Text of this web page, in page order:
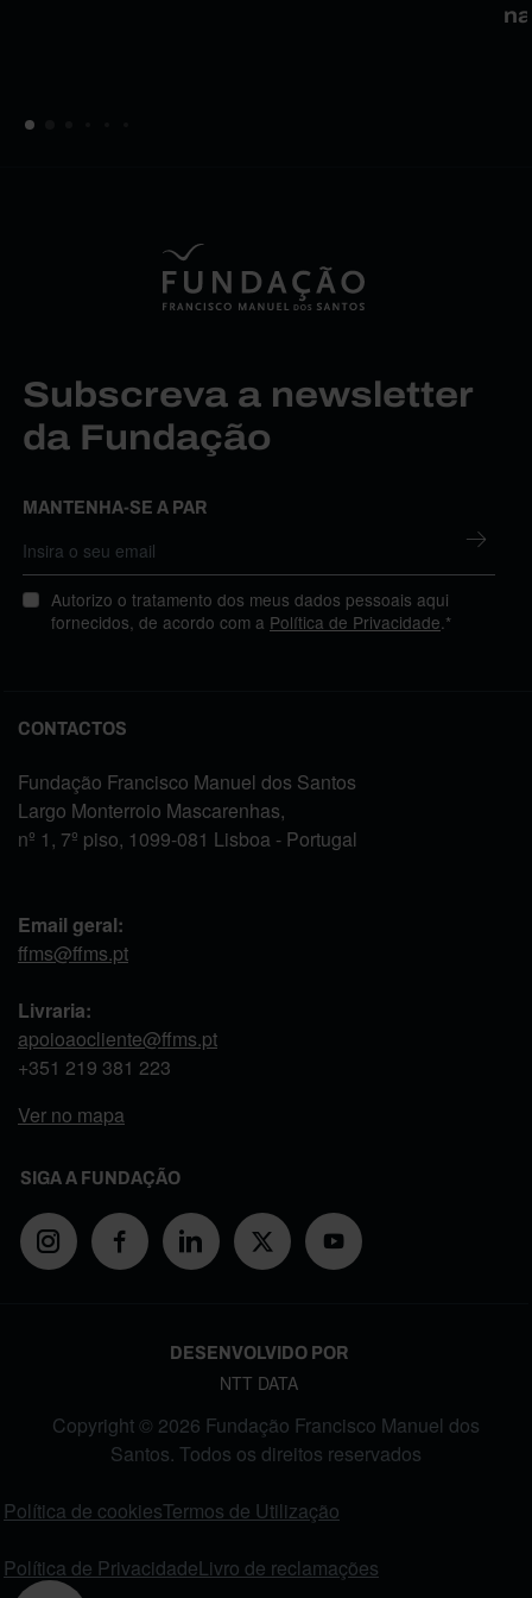
Subscreva a newsletter
da Fundação
MANTENHA-SE A PAR
Autorizo o tratamento dos meus dados pessoais aqui
fornecidos, de acordo com a Política de Privacidade.*
CONTACTOS
Fundação Francisco Manuel dos Santos
Largo Monterroio Mascarenhas,
nº 1, 7º piso, 1099-081 Lisboa - Portugal
Email geral:
ffms@ffms.pt
Livraria:
apoioaocliente@ffms.pt
+351 219 381 223
Ver no mapa
SIGA A FUNDAÇÃO
DESENVOLVIDO POR
NTT DATA
Copyright © 2026 Fundação Francisco Manuel dos
Santos. Todos os direitos reservados
Política de cookiesTermos de Utilização
Política de PrivacidadeLivro de reclamações